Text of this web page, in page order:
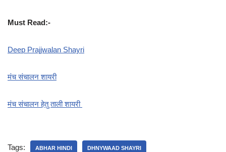
Must Read:-
Deep Prajjwalan Shayri
मंच संचालन शायरी
मंच संचालन हेतु ताली शायरी
Tags: ABHAR HINDI DHNYWAAD SHAYRI